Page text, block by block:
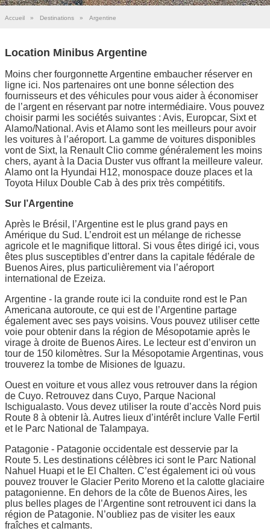
Accueil » Destinations » Argentine
Location Minibus Argentine
Moins cher fourgonnette Argentine embaucher réserver en
ligne ici. Nos partenaires ont une bonne sélection des
fournisseurs et des véhicules pour vous aider à économiser
de l’argent en réservant par notre intermédiaire. Vous pouvez
choisir parmi les sociétés suivantes : Avis, Europcar, Sixt et
Alamo/National. Avis et Alamo sont les meilleurs pour avoir
les voitures à l’aéroport. La gamme de voitures disponibles
vont de Sixt, la Renault Clio comme généralement les moins
chers, ayant à la Dacia Duster vus offrant la meilleure valeur.
Alamo ont la Hyundai H12, monospace douze places et la
Toyota Hilux Double Cab à des prix très compétitifs.
Sur l’Argentine
Après le Brésil, l’Argentine est le plus grand pays en
Amérique du Sud. L’endroit est un mélange de richesse
agricole et le magnifique littoral. Si vous êtes dirigé ici, vous
êtes plus susceptibles d’entrer dans la capitale fédérale de
Buenos Aires, plus particulièrement via l’aéroport
international de Ezeiza.
Argentine - la grande route ici la conduite rond est le Pan
Americana autoroute, ce qui est de l’Argentine partage
également avec ses pays voisins. Vous pouvez utiliser cette
voie pour obtenir dans la région de Mésopotamie après le
virage à droite de Buenos Aires. Le lecteur est d’environ un
tour de 150 kilomètres. Sur la Mésopotamie Argentinas, vous
trouverez la tombe de Misiones de Iguazu.
Ouest en voiture et vous allez vous retrouver dans la région
de Cuyo. Retrouvez dans Cuyo, Parque Nacional
Ischigualasto. Vous devez utiliser la route d’accès Nord puis
Route 8 à obtenir là. Autres lieux d’intérêt inclure Valle Fertil
et le Parc National de Talampaya.
Patagonie - Patagonie occidentale est desservie par la
Route 5. Les destinations célèbres ici sont le Parc National
Nahuel Huapi et le El Chalten. C’est également ici où vous
pouvez trouver le Glacier Perito Moreno et la calotte glaciaire
patagonienne. En dehors de la côte de Buenos Aires, les
plus belles plages de l’Argentine sont retrouvent ici dans la
région de Patagonie. N’oubliez pas de visiter les eaux
fraîches et calmants.